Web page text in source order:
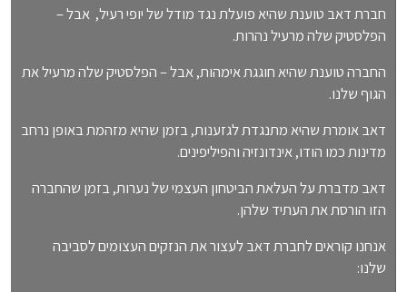
חברת דאב טוענת שהיא פועלת נגד מודל של יופי רעיל, אבל –
הפלסטיק שלה מרעיל נהרות.
החברה טוענת שהיא חוגגת אימהות, אבל – הפלסטיק שלה מרעיל את
הגוף שלנו.
דאב אומרת שהיא מתנגדת לגזענות, בזמן שהיא מזהמת באופן נרחב
מדינות כמו הודו, אינדונזיה והפיליפינים.
דאב מדברת על העלאת הביטחון העצמי של נערות, בזמן שהחברה
הזו הורסת את העתיד שלהן.
אנחנו קוראים לחברת דאב לעצור את הנזקים העצומים לסביבה
שלנו: